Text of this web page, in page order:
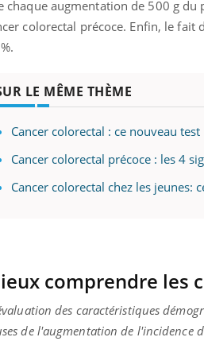
chaque augmentation de 500 g du
colorectal précoce. Enfin, le fait
LE MÊME THÈME
Cancer colorectal : ce nouveau
Cancer colorectal précoce : les 4
Cancer colorectal chez les jeunes:
comprendre les
des caractéristiques
de l'augmentation de l'incidence
sont faciles à aborder...
proche c'est montrer ...
carence
...